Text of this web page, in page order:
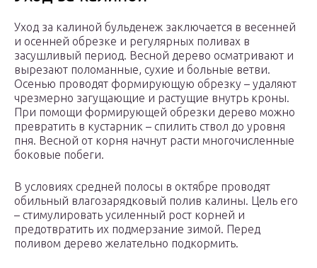
Уход за калиной бульденеж заключается в весенней
и осенней обрезке и регулярных поливах в
засушливый период. Весной дерево осматривают и
вырезают поломанные, сухие и больные ветви.
Осенью проводят формирующую обрезку – удаляют
чрезмерно загущающие и растущие внутрь кроны.
При помощи формирующей обрезки дерево можно
превратить в кустарник – спилить ствол до уровня
пня. Весной от корня начнут расти многочисленные
боковые побеги.
В условиях средней полосы в октябре проводят
обильный влагозарядковый полив калины. Цель его
– стимулировать усиленный рост корней и
предотвратить их подмерзание зимой. Перед
поливом дерево желательно подкормить.